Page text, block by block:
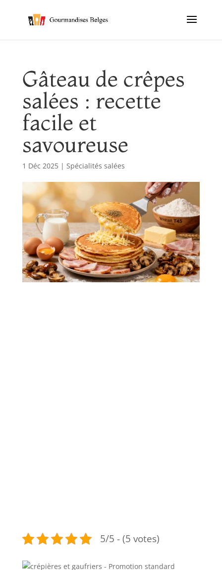
Gâteau de crêpes
salées : recette
facile et
savoureuse
1 Déc 2025| Spécialités salées
5/5 - (5 votes)